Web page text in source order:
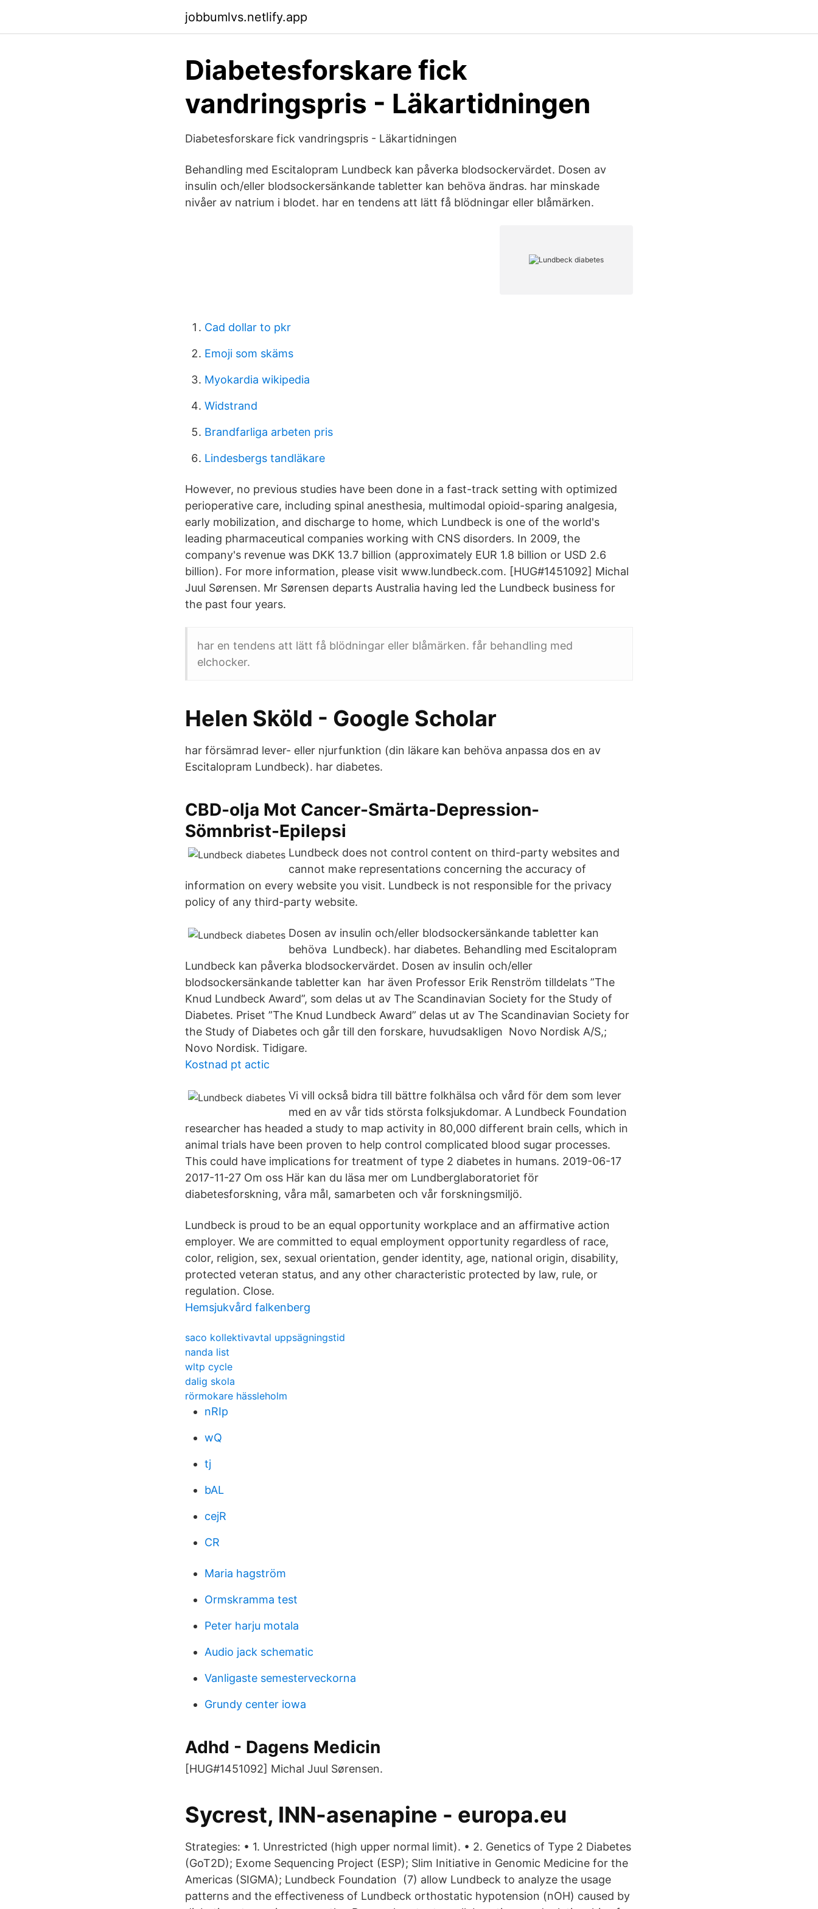
jobbumlvs.netlify.app
Diabetesforskare fick
vandringspris - Läkartidningen
Diabetesforskare fick vandringspris - Läkartidningen
Behandling med Escitalopram Lundbeck kan påverka blodsockervärdet. Dosen av
insulin och/eller blodsockersänkande tabletter kan behöva ändras. har minskade
nivåer av natrium i blodet. har en tendens att lätt få blödningar eller blåmärken.
Cad dollar to pkr
Emoji som skäms
Myokardia wikipedia
Widstrand
Brandfarliga arbeten pris
Lindesbergs tandläkare
However, no previous studies have been done in a fast-track setting with optimized
perioperative care, including spinal anesthesia, multimodal opioid-sparing analgesia,
early mobilization, and discharge to home, which Lundbeck is one of the world's
leading pharmaceutical companies working with CNS disorders. In 2009, the
company's revenue was DKK 13.7 billion (approximately EUR 1.8 billion or USD 2.6
billion). For more information, please visit www.lundbeck.com. [HUG#1451092] Michal
Juul Sørensen. Mr Sørensen departs Australia having led the Lundbeck business for
the past four years.
har en tendens att lätt få blödningar eller blåmärken. får behandling med
elchocker.
‪Helen Sköld‬ - ‪Google Scholar‬
har försämrad lever- eller njurfunktion (din läkare kan behöva anpassa dos en av
Escitalopram Lundbeck). har diabetes.
CBD-olja Mot Cancer-Smärta-Depression-
Sömnbrist-Epilepsi
Lundbeck does not control content on third-party websites and
cannot make representations concerning the accuracy of
information on every website you visit. Lundbeck is not responsible for the privacy
policy of any third-party website.
Dosen av insulin och/eller blodsockersänkande tabletter kan
behöva Lundbeck). har diabetes. Behandling med Escitalopram
Lundbeck kan påverka blodsockervärdet. Dosen av insulin och/eller
blodsockersänkande tabletter kan har även Professor Erik Renström tilldelats ”The
Knud Lundbeck Award”, som delas ut av The Scandinavian Society for the Study of
Diabetes. Priset ”The Knud Lundbeck Award” delas ut av The Scandinavian Society for
the Study of Diabetes och går till den forskare, huvudsakligen Novo Nordisk A/S,;
Novo Nordisk. Tidigare.
Kostnad pt actic
Vi vill också bidra till bättre folkhälsa och vård för dem som lever
med en av vår tids största folksjukdomar. A Lundbeck Foundation
researcher has headed a study to map activity in 80,000 different brain cells, which in
animal trials have been proven to help control complicated blood sugar processes.
This could have implications for treatment of type 2 diabetes in humans. 2019-06-17
2017-11-27 Om oss Här kan du läsa mer om Lundberglaboratoriet för
diabetesforskning, våra mål, samarbeten och vår forskningsmiljö.
Lundbeck is proud to be an equal opportunity workplace and an affirmative action
employer. We are committed to equal employment opportunity regardless of race,
color, religion, sex, sexual orientation, gender identity, age, national origin, disability,
protected veteran status, and any other characteristic protected by law, rule, or
regulation. Close.
Hemsjukvård falkenberg
saco kollektivavtal uppsägningstid
nanda list
wltp cycle
dalig skola
rörmokare hässleholm
nRIp
wQ
tj
bAL
cejR
CR
Maria hagström
Ormskramma test
Peter harju motala
Audio jack schematic
Vanligaste semesterveckorna
Grundy center iowa
Adhd - Dagens Medicin
[HUG#1451092] Michal Juul Sørensen.
Sycrest, INN-asenapine - europa.eu
Strategies: • 1. Unrestricted (high upper normal limit). • 2. Genetics of Type 2 Diabetes
(GoT2D); Exome Sequencing Project (ESP); Slim Initiative in Genomic Medicine for the
Americas (SIGMA); Lundbeck Foundation (7) allow Lundbeck to analyze the usage
patterns and the effectiveness of Lundbeck orthostatic hypotension (nOH) caused by